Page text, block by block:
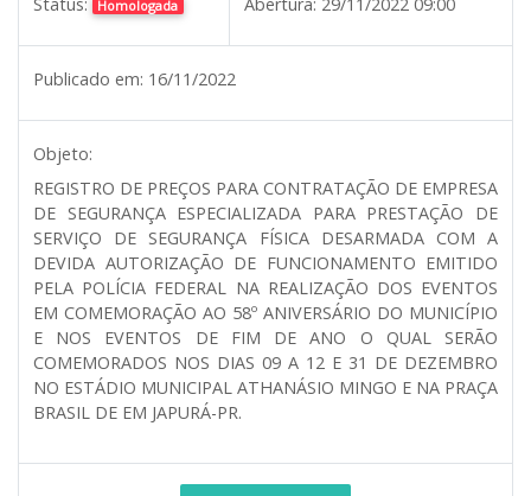
Homologada
Publicado em: 16/11/2022
Objeto:
REGISTRO DE PREÇOS PARA CONTRATAÇÃO DE EMPRESA
DE SEGURANÇA ESPECIALIZADA PARA PRESTAÇÃO DE
SERVIÇO DE SEGURANÇA FÍSICA DESARMADA COM A
DEVIDA AUTORIZAÇÃO DE FUNCIONAMENTO EMITIDO
PELA POLÍCIA FEDERAL NA REALIZAÇÃO DOS EVENTOS
EM COMEMORAÇÃO AO 58º ANIVERSÁRIO DO MUNICÍPIO
E NOS EVENTOS DE FIM DE ANO O QUAL SERÃO
COMEMORADOS NOS DIAS 09 A 12 E 31 DE DEZEMBRO
NO ESTÁDIO MUNICIPAL ATHANÁSIO MINGO E NA PRAÇA
BRASIL DE EM JAPURÁ-PR.